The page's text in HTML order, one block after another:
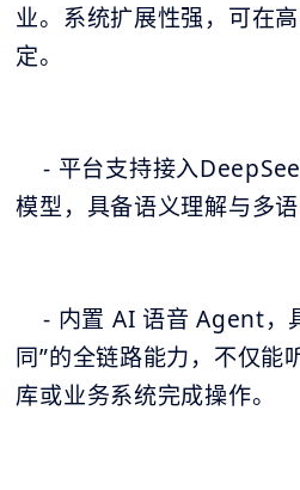
业。系统扩展性强，可在
定。
- 平台支持接入
模型，具备语义理解与多语
- 内置 AI 语音 Agent，
同”的全链路能力，不仅能
库或业务系统完成操作。